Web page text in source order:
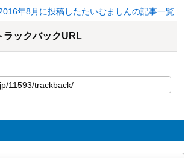
年8月に投稿したたいむましんの記事一覧
ラックバックURL